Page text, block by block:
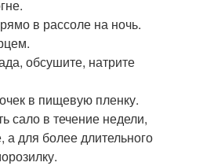
в рассоле на ночь.
обсушите, натрите
в пищевую пленку.
сало в течение недели,
а для более длительного